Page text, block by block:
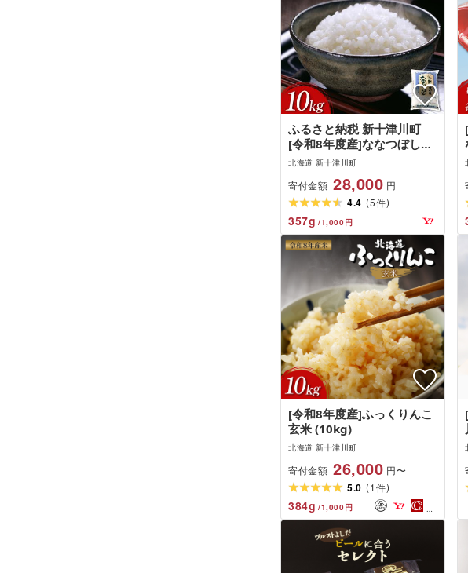
ふるさと納税 新十津川町
[令和8年度産]ななつぼし精
米 食味ランキング「特A」
北海道 新十津川町
寄付金額 28,000 円
4.4 (5件)
357g /1,000円
[令和8年度産]ふっくりんこ
玄米 (10kg)
北海道 新十津川町
寄付金額 26,000 円〜
5.0 (1件)
384g /1,000円